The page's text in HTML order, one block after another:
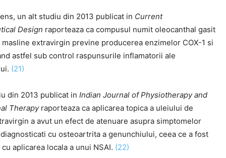
un alt studiu din 2013 publicat in Current
Design raporteaza ca compusul numit oleocanthal gasit
extravirgin previne producerea enzimelor COX-1 si
astfel sub control raspunsurile inflamatorii ale
(21)
din 2013 publicat in Indian Journal of Physiotherapy and
Therapy raporteaza ca aplicarea topica a uleiului de
a avut un efect de atenuare asupra simptomelor
cu osteoartrita a genunchiului, ceea ce a fost
aplicarea locala a unui NSAI. (22)